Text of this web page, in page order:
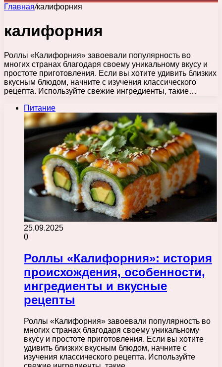
Главная/калифорния
калифорния
Роллы «Калифорния» завоевали популярность во
многих странах благодаря своему уникальному вкусу и
простоте приготовления. Если вы хотите удивить близких
вкусным блюдом, начните с изучения классического
рецепта. Используйте свежие ингредиенты, такие…
Питание
25.09.2025
0
Роллы «Калифорния»: история
происхождения, особенности,
ингредиенты и вкусные
рецепты
Роллы «Калифорния» завоевали популярность во
многих странах благодаря своему уникальному
вкусу и простоте приготовления. Если вы хотите
удивить близких вкусным блюдом, начните с
изучения классического рецепта. Используйте